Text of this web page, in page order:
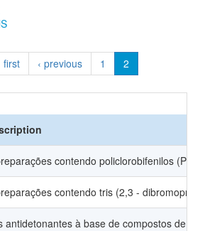
first ‹ previous 1 2
contendo policlorobifenilos (PCBs),
contendo tris (2,3 - dibromopropilo)
antidetonantes à base de compostos de